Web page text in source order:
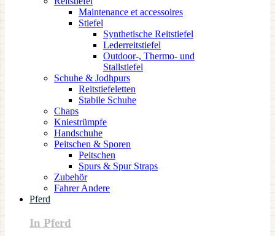
Maintenance et accessoires
Stiefel
Synthetische Reitstiefel
Lederreitstiefel
Outdoor-, Thermo- und
Stallstiefel
Schuhe & Jodhpurs
Reitstiefeletten
Stabile Schuhe
Chaps
Kniestrümpfe
Handschuhe
Peitschen & Sporen
Peitschen
Spurs & Spur Straps
Zubehör
Fahrer Andere
Pferd
In Pferd